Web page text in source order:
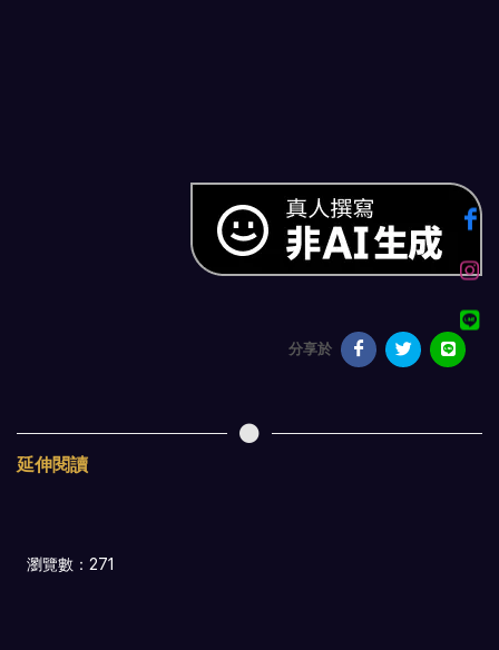
分享於
延伸閱讀
瀏覽數：271